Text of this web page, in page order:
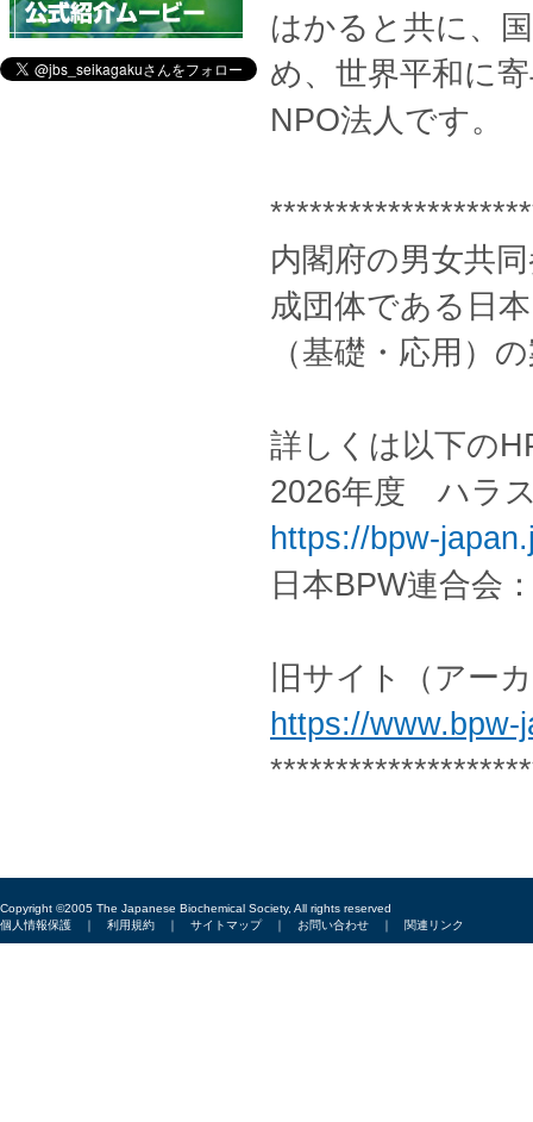
はかると共に、
め、世界平和に
NPO法人です。
内閣府の男女共
成団体である日
（基礎・応用）
詳しくは以下の
2026年度 ハラ
https://bpw-
日本BPW連合会
旧サイト（アー
https://www.bpw-
Copyright ©2005 The Japanese Biochemical Society, All rights reserved
個人情報保護 ｜ 利用規約 ｜ サイトマップ｜ お問い合わせ ｜ 関連リンク